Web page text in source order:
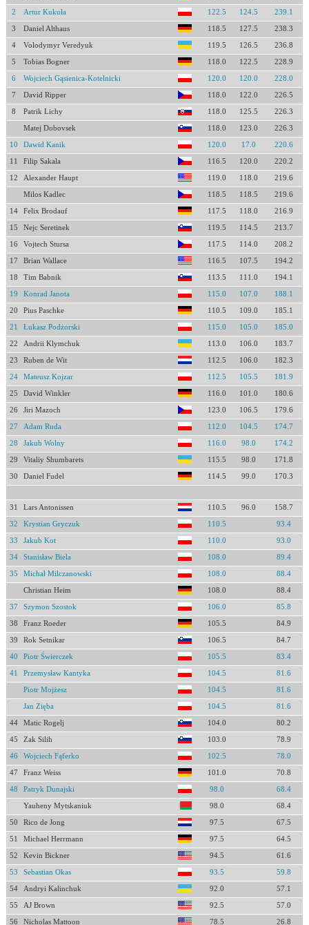
2 Artur Kukuła 122.5 124.5 239.1
3 Daniel Althaus 118.5 127.5 238.3
4 Volodymyr Veredyuk 119.5 126.5 236.8
5 Tobias Bogner 118.0 122.5 228.9
6 Wojciech Gąsienica-Kotelnicki 120.0 120.0 228.0
7 David Ripper 118.0 122.0 226.5
8 Patrik Lichy 118.0 125.5 226.3
Matej Dobovsek 118.0 123.0 226.3
10 Dawid Kanik 120.0 17.0 220.6
11 Filip Sakala 116.5 120.0 220.2
12 Alexander Haupt 119.0 118.0 219.6
Milos Kadlec 118.5 118.5 219.6
14 Felix Brodauf 117.5 118.0 216.9
15 Nejc Seretinek 119.5 114.5 213.7
16 Vojtech Stursa 117.5 114.0 208.2
17 Brian Wallace 116.5 107.5 194.2
18 Tim Babnik 113.5 111.0 194.1
19 Konrad Janota 115.0 107.0 188.1
20 Pius Paschke 110.5 109.0 185.1
21 Łukasz Podżorski 115.0 105.0 185.0
22 Andrii Klymchuk 113.0 106.0 183.7
23 Ruben de Wit 112.5 106.0 182.3
24 Mateusz Kojzar 112.5 105.5 181.9
25 David Winkler 116.0 101.0 180.6
26 Jiri Mazoch 123.0 106.5 179.6
27 Adam Ruda 112.0 104.5 174.7
28 Jakub Wolny 116.0 98.0 174.2
29 Vitaliy Shumbarets 115.5 98.0 171.8
30 Daniel Fudel 114.5 99.0 170.3
31 Lars Antonissen 110.5 96.0 158.7
32 Krystian Gryczuk 110.5 93.4
33 Jakub Kot 110.0 93.0
34 Stanisław Biela 108.0 89.4
35 Michał Milczanowski 108.0 88.4
Christian Heim 108.0 88.4
37 Szymon Szostok 106.0 85.8
38 Franz Roeder 105.5 84.9
39 Rok Setnikar 106.5 84.7
40 Piotr Świerczek 105.5 83.4
41 Przemysław Kantyka 104.5 81.6
Piotr Mojżesz 104.5 81.6
Jan Zięba 104.5 81.6
44 Matic Rogelj 104.0 80.2
45 Zak Silih 103.0 78.9
46 Wojciech Fąferko 102.5 78.0
47 Franz Weiss 101.0 70.8
48 Patryk Dunajski 98.0 68.4
Yauheny Mytskaniuk 98.0 68.4
50 Rico de Jong 97.5 67.5
51 Michael Herrmann 97.5 64.5
52 Kevin Bickner 94.5 61.6
53 Sebastian Okas 93.5 59.8
54 Andryi Kalinchuk 92.0 57.1
55 AJ Brown 92.5 57.0
56 Nicholas Mattoon 78.5 26.8